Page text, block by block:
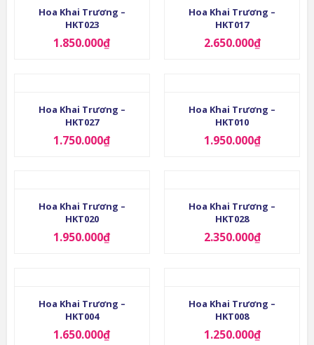
Hoa Khai Trương –
HKT023
1.850.000₫
Hoa Khai Trương –
HKT017
2.650.000₫
Hoa Khai Trương –
HKT027
1.750.000₫
Hoa Khai Trương –
HKT010
1.950.000₫
Hoa Khai Trương –
HKT020
1.950.000₫
Hoa Khai Trương –
HKT028
2.350.000₫
Hoa Khai Trương –
HKT004
1.650.000₫
Hoa Khai Trương –
HKT008
1.250.000₫